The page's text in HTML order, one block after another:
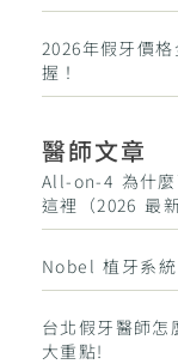
2026年假牙價
握！
醫師文章
All-on-4 為什麼
這裡（2026 最新
Nobel 植牙系統
台北假牙醫師怎
大重點!